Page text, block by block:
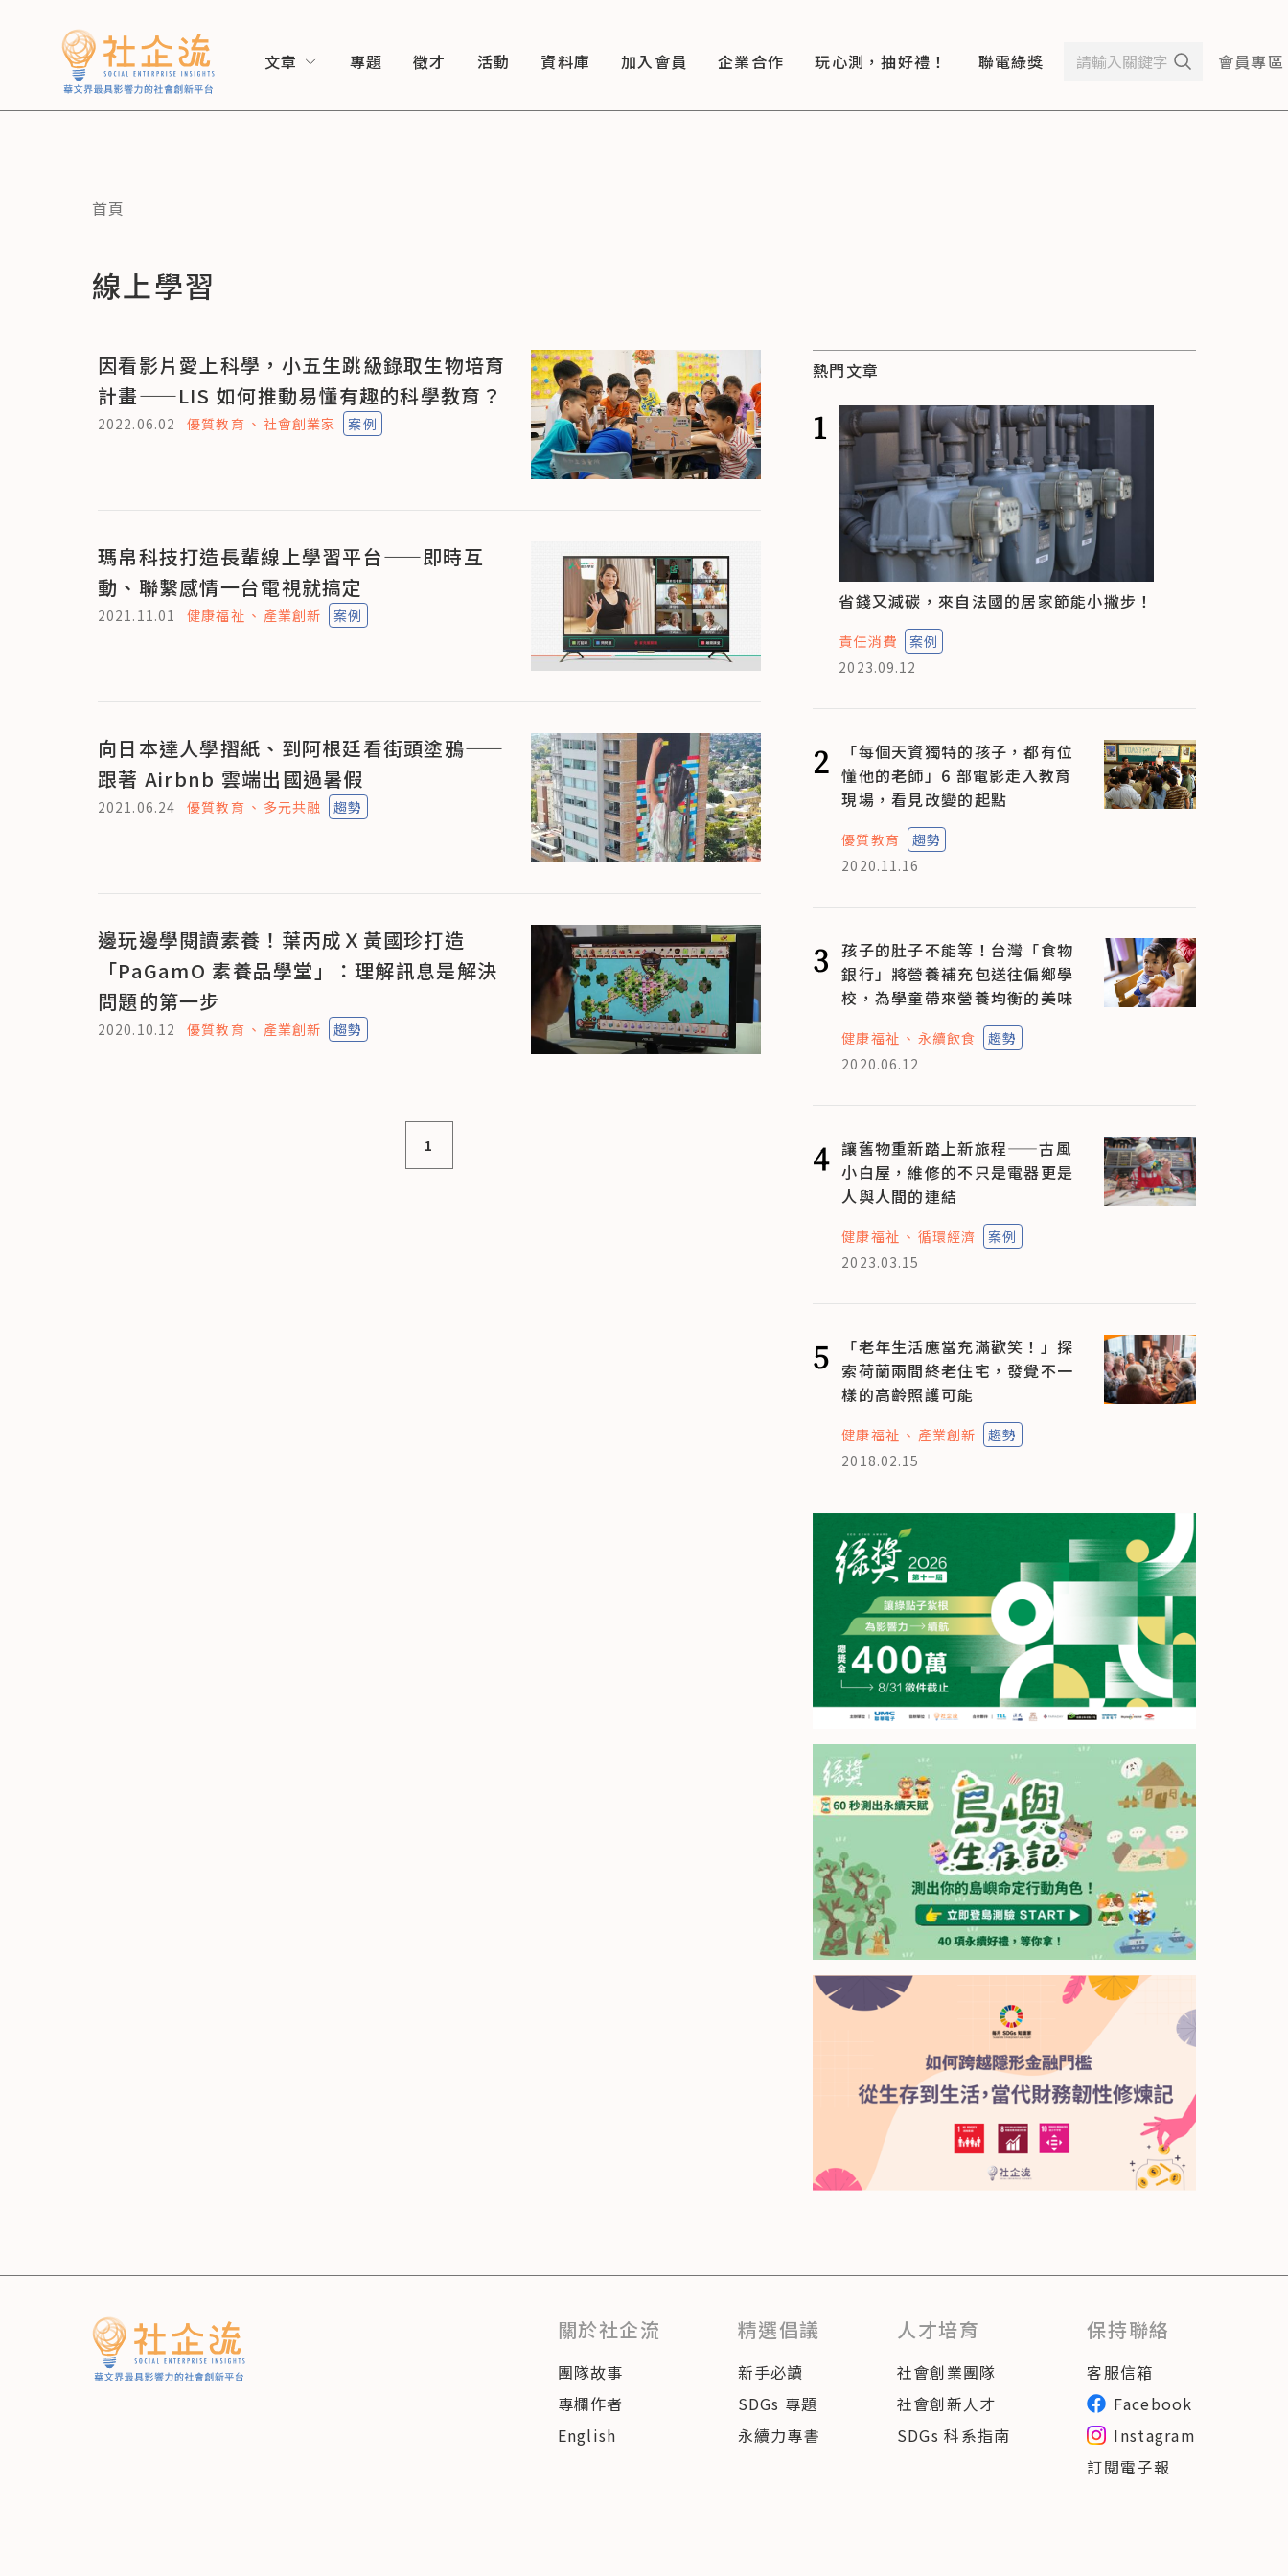
文章 專題 徵才 活動 資料庫 加入會員 企業合作 玩心測，抽好禮！ 聯電綠獎 會員專區
首頁
線上學習
因看影片愛上科學，小五生跳級錄取生物培育
計畫——LIS 如何推動易懂有趣的科學教育？
2022.06.02 優質教育 社會創業家 案例
瑪帛科技打造長輩線上學習平台——即時互
動、聯繫感情一台電視就搞定
2021.11.01 健康福祉 產業創新 案例
向日本達人學摺紙、到阿根廷看街頭塗鴉——
跟著 Airbnb 雲端出國過暑假
2021.06.24 優質教育 多元共融 趨勢
邊玩邊學閱讀素養！葉丙成Ｘ黃國珍打造
「PaGamO 素養品學堂」：理解訊息是解決
問題的第一步
2020.10.12 優質教育 產業創新 趨勢
1
熱門文章
1
省錢又減碳，來自法國的居家節能小撇步！
責任消費
案例
2023.09.12
2
「每個天資獨特的孩子，都有位
懂他的老師」6 部電影走入教育
現場，看見改變的起點
優質教育
趨勢
2020.11.16
3 孩子的肚子不能等！台灣「食物
銀行」將營養補充包送往偏鄉學
校，為學童帶來營養均衡的美味
健康福祉 永續飲食
趨勢
2020.06.12
4 讓舊物重新踏上新旅程——古風
小白屋，維修的不只是電器更是
人與人間的連結
健康福祉 循環經濟
案例
2023.03.15
5
「老年生活應當充滿歡笑！」探
索荷蘭兩間終老住宅，發覺不一
樣的高齡照護可能
健康福祉 產業創新
趨勢
2018.02.15
關於社企流
團隊故事
專欄作者
English
精選倡議
新手必讀
SDGs 專題
永續力專書
人才培育
社會創業團隊
社會創新人才
SDGs 科系指南
保持聯絡
客服信箱
Facebook
Instagram
訂閱電子報